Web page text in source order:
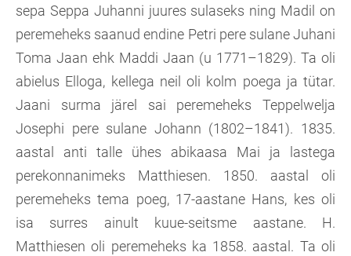
sepa Seppa Juhanni juures sulaseks ning Madil on
peremeheks saanud endine Petri pere sulane Juhani
Toma Jaan ehk Maddi Jaan (u 1771–1829). Ta oli
abielus Elloga, kellega neil oli kolm poega ja tütar.
Jaani surma järel sai peremeheks Teppelwelja
Josephi pere sulane Johann (1802–1841). 1835.
aastal anti talle ühes abikaasa Mai ja lastega
perekonnanimeks Matthiesen. 1850. aastal oli
peremeheks tema poeg, 17-aastane Hans, kes oli
isa surres ainult kuue-seitsme aastane. H.
Matthiesen oli peremeheks ka 1858. aastal. Ta oli